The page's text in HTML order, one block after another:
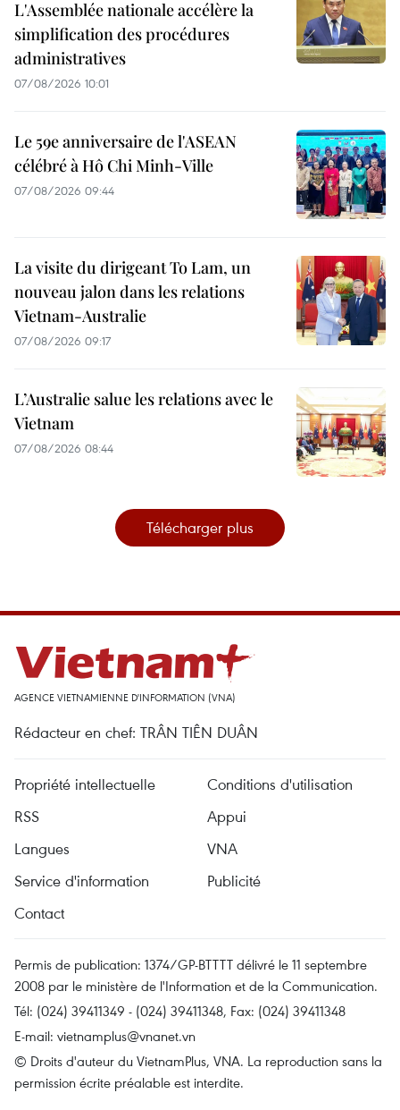
L'Assemblée nationale accélère la
simplification des procédures
administratives
07/08/2026 10:01
Le 59e anniversaire de l'ASEAN
célébré à Hô Chi Minh-Ville
07/08/2026 09:44
La visite du dirigeant To Lam, un
nouveau jalon dans les relations
Vietnam-Australie
07/08/2026 09:17
L’Australie salue les relations avec le
Vietnam
07/08/2026 08:44
Télécharger plus
AGENCE VIETNAMIENNE D'INFORMATION (VNA)
Rédacteur en chef: TRÂN TIÊN DUÂN
Propriété intellectuelle
Conditions d'utilisation
RSS
Appui
Langues
VNA
Service d'information
Publicité
Contact
Permis de publication: 1374/GP-BTTTT délivré le 11 septembre
2008 par le ministère de l'Information et de la Communication.
Tél: (024) 39411349 - (024) 39411348, Fax: (024) 39411348
E-mail: vietnamplus@vnanet.vn
© Droits d'auteur du VietnamPlus, VNA. La reproduction sans la
permission écrite préalable est interdite.